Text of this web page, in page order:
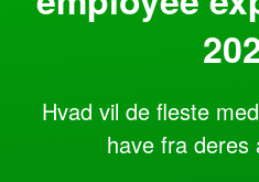
Hvad vil de fleste
have fra deres